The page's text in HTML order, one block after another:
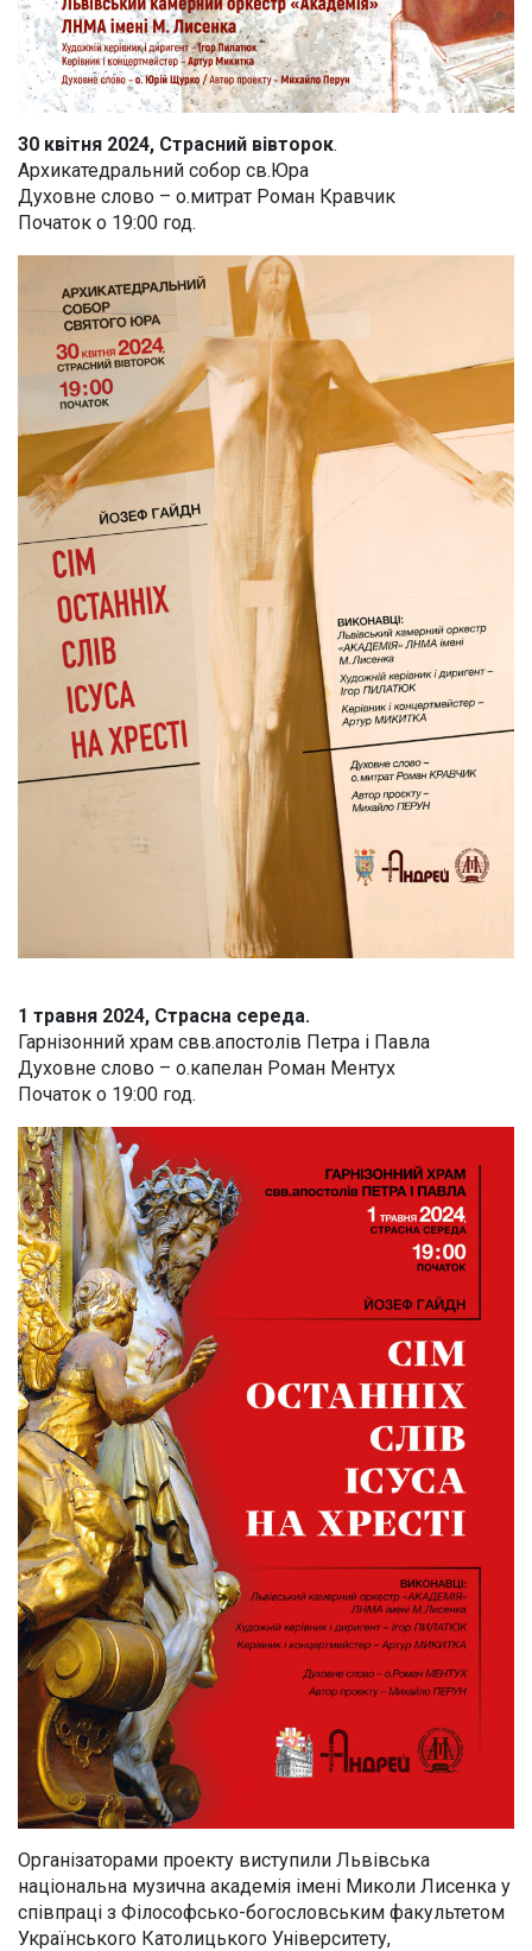
30 квітня 2024, Страсний вівторок.
Архикатедральний собор св.Юра
Духовне слово – о.митрат Роман Кравчик
Початок о 19:00 год.
1 травня 2024, Страсна середа.
Гарнізонний храм свв.апостолів Петра і Павла
Духовне слово – о.капелан Роман Ментух
Початок о 19:00 год.
Організаторами проекту виступили Львівська
національна музична академія імені Миколи Лисенка у
співпраці з Філософсько-богословським факультетом
Українського Католицького Університету,